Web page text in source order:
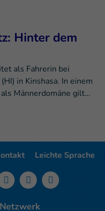
Hinter dem
als Fahrerin bei
in Kinshasa. In einem
Männerdomäne gilt…
Leichte Sprache